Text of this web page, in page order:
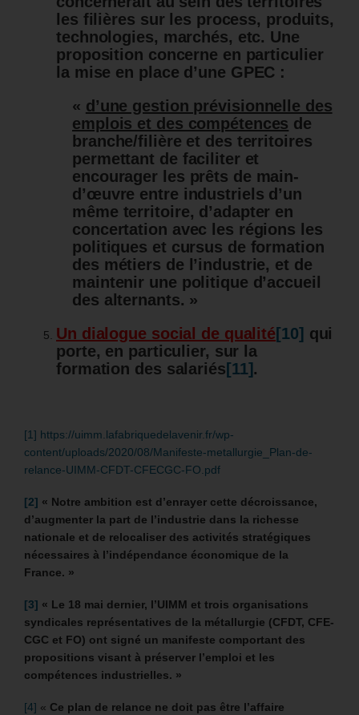
les filières sur les process, produits,
technologies, marchés, etc. Une
proposition concerne en particulier
la mise en place d’une GPEC :
« d’une gestion prévisionnelle des
emplois et des compétences de
branche/filière et des territoires
permettant de faciliter et
encourager les prêts de main-
d’œuvre entre industriels d’un
même territoire, d’adapter en
concertation avec les régions les
politiques et cursus de formation
des métiers de l’industrie, et de
maintenir une politique d’accueil
des alternants. »
Un dialogue social de qualité [10] qui
porte, en particulier, sur la
formation des salariés [11].
[1] https://uimm.lafabriquedelavenir.fr/wp-
content/uploads/2020/08/Manifeste-metallurgie_Plan-de-
relance-UIMM-CFDT-CFECGC-FO.pdf
[2] « Notre ambition est d’enrayer cette décroissance,
d’augmenter la part de l’industrie dans la richesse
nationale et de relocaliser des activités stratégiques
nécessaires à l’indépendance économique de la
France. »
[3] « Le 18 mai dernier, l’UIMM et trois organisations
syndicales représentatives de la métallurgie (CFDT, CFE-
CGC et FO) ont signé un manifeste comportant des
propositions visant à préserver l’emploi et les
compétences industrielles. »
[4] « Ce plan de relance ne doit pas être l’affaire